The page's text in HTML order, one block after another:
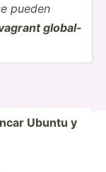
pueden
global­-
Ubuntu y